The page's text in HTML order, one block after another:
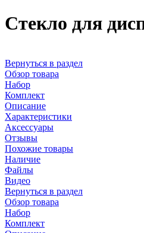
Стекло для
Вернуться в раздел
Обзор товара
Набор
Комплект
Описание
Характеристики
Аксессуары
Отзывы
Похожие товары
Наличие
Файлы
Видео
Вернуться в раздел
Обзор товара
Набор
Комплект